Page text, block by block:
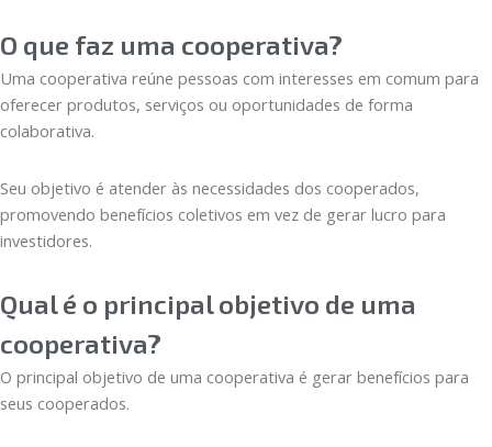
O que faz uma cooperativa?
Uma cooperativa reúne pessoas com interesses em comum para
oferecer produtos, serviços ou oportunidades de forma
colaborativa.
Seu objetivo é atender às necessidades dos cooperados,
promovendo benefícios coletivos em vez de gerar lucro para
investidores.
Qual é o principal objetivo de uma
cooperativa?
O principal objetivo de uma cooperativa é gerar benefícios para
seus cooperados.